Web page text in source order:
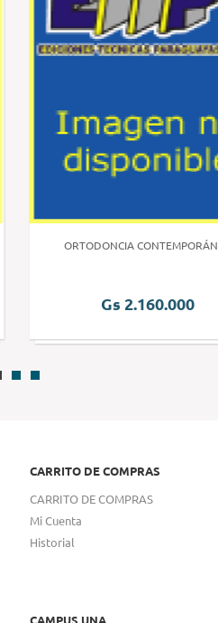
ORTODONCIA
Gs 2.160.000
CARRITO DE COMPRAS
CARRITO DE COMPRAS
Mi Cuenta
Historial
CAMPUS UNA